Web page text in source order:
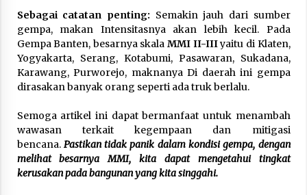
Sebagai catatan penting: Semakin jauh dari sumber
gempa, makan Intensitasnya akan lebih kecil. Pada
Gempa Banten, besarnya skala MMI II-IIIyaitu di Klaten,
Yogyakarta, Serang, Kotabumi, Pasawaran, Sukadana,
Karawang, Purworejo, maknanya Di daerah ini gempa
dirasakan banyak orang seperti ada truk berlalu.
Semoga artikel ini dapat bermanfaat untuk menambah
wawasan terkait kegempaan dan mitigasi
bencana. Pastikan tidak panik dalam kondisi gempa, dengan
melihat besarnya MMI, kita dapat mengetahui tingkat
kerusakan pada bangunan yang kita singgahi.